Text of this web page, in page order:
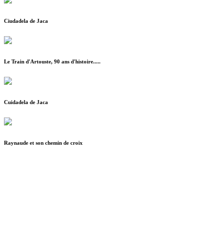
Ciudadela de Jaca
Le Train d'Artouste, 90 ans d'histoire.....
Cuidadela de Jaca
Raynaude et son chemin de croix